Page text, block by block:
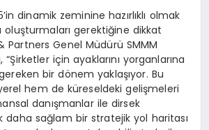
dinamik zeminine hazırlıklı olmak
oluşturmaları gerektiğine dikkat
Partners Genel Müdürü SMMM
için ayaklarını yorganlarına
bir dönem yaklaşıyor. Bu
hem de küreseldeki gelişmeleri
danışmanlar ile dirsek
daha sağlam bir stratejik yol haritası